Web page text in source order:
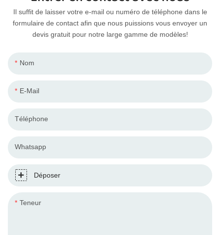
Il suffit de laisser votre e-mail ou numéro de téléphone dans le
formulaire de contact afin que nous puissions vous envoyer un
devis gratuit pour notre large gamme de modèles!
Nom
E-Mail
Téléphone
Whatsapp
Déposer
Teneur